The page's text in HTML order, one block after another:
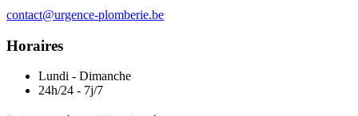
contact@urgence-plomberie.be
Horaires
Lundi - Dimanche
24h/24 - 7j/7